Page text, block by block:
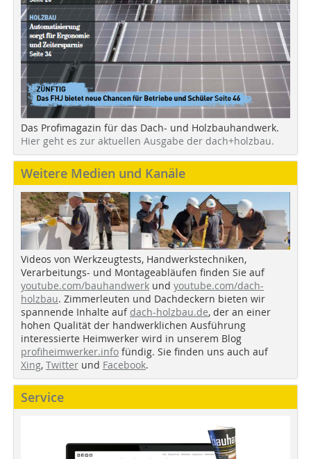
Das Profimagazin für das Dach- und Holzbauhandwerk.
Hier geht es zur aktuellen Ausgabe der dach+holzbau.
Weitere Medien und Kanäle
Videos von Werkzeugtests, Handwerkstechniken,
Verarbeitungs- und Montageabläufen finden Sie auf
youtube.com/bauhandwerk und youtube.com/dach-
holzbau. Zimmerleuten und Dachdeckern bieten wir
spannende Inhalte auf dach-holzbau.de, der an einer
hohen Qualität der handwerklichen Ausführung
interessierte Heimwerker wird in unserem Blog
profiheimwerker.info fündig. Sie finden uns auch auf
Xing, Twitter und Facebook.
Service